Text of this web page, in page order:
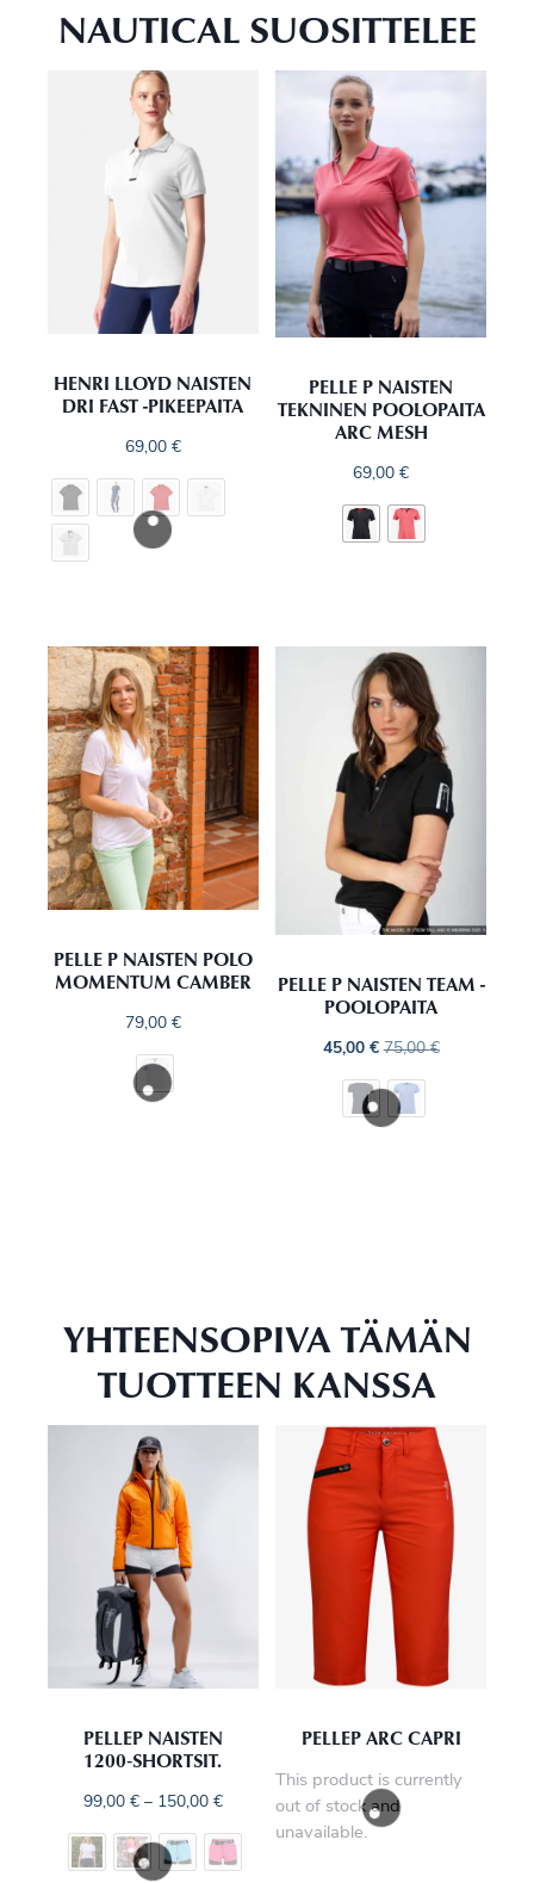
NAUTICAL SUOSITTELEE
HENRI LLOYD NAISTEN
DRI FAST -PIKEEPAITA
69,00 €
PELLE P NAISTEN
TEKNINEN POOLOPAITA
ARC MESH
69,00€
PELLE P NAISTEN POLO
MOMENTUM CAMBER
79,00 €
PELLE P NAISTEN TEAM -
POOLOPAITA
45,00 € 75,00€
YHTEENSOPIVA TÄMÄN
TUOTTEEN KANSSA
PELLEP NAISTEN
1200‑SHORTSIT.
99,00 € – 150,00 €
PELLEP ARC CAPRI
This product is currently
out of stock and
unavailable.